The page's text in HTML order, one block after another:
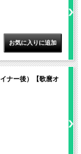
ナー後）【歌麿オ